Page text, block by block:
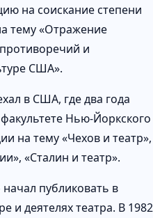
на соискание степени
тему «Отражение
и
США».
в США, где два года
Нью-Йоркского
на тему «Чехов и театр»,
«Сталин и театр».
публиковать в
и деятелях театра. В 1982